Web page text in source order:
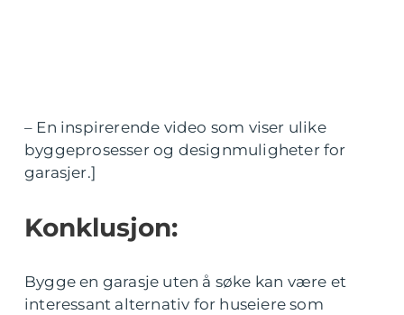
– En inspirerende video som viser ulike
byggeprosesser og designmuligheter for
garasjer.]
Konklusjon:
Bygge en garasje uten å søke kan være et
interessant alternativ for huseiere som